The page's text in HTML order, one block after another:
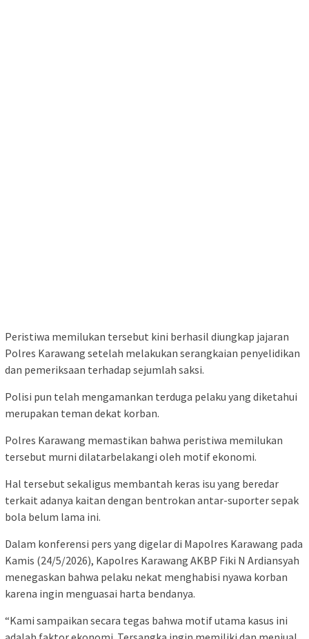
Peristiwa memilukan tersebut kini berhasil diungkap jajaran
Polres Karawang setelah melakukan serangkaian penyelidikan
dan pemeriksaan terhadap sejumlah saksi.
Polisi pun telah mengamankan terduga pelaku yang diketahui
merupakan teman dekat korban.
Polres Karawang memastikan bahwa peristiwa memilukan
tersebut murni dilatarbelakangi oleh motif ekonomi.
Hal tersebut sekaligus membantah keras isu yang beredar
terkait adanya kaitan dengan bentrokan antar-suporter sepak
bola belum lama ini.
Dalam konferensi pers yang digelar di Mapolres Karawang pada
Kamis (24/5/2026), Kapolres Karawang AKBP Fiki N Ardiansyah
menegaskan bahwa pelaku nekat menghabisi nyawa korban
karena ingin menguasai harta bendanya.
“Kami sampaikan secara tegas bahwa motif utama kasus ini